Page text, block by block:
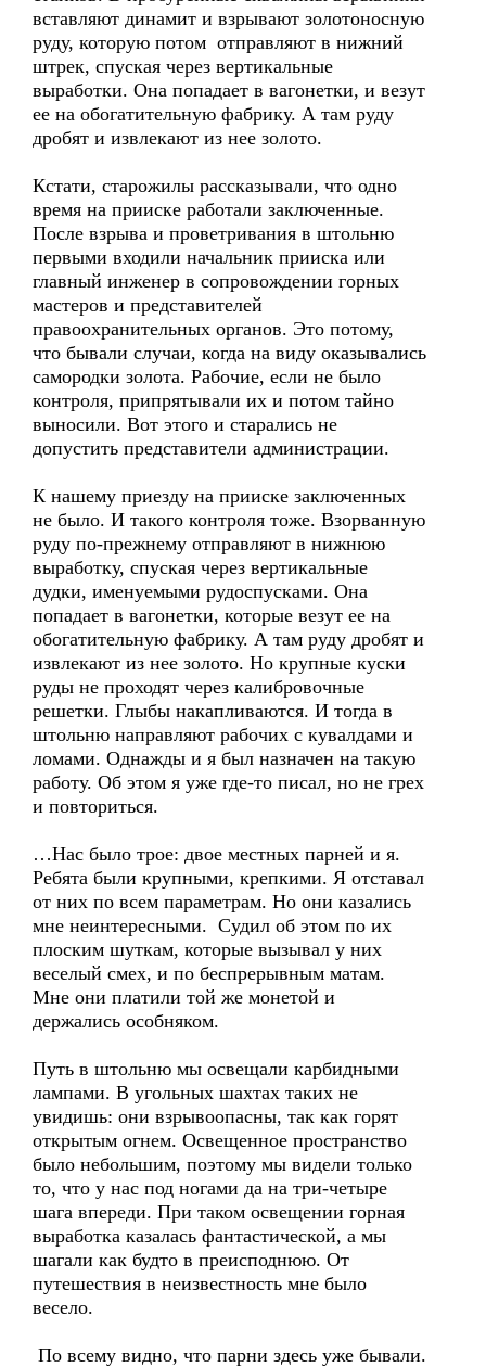
вставляют динамит и взрывают золотоносную
руду, которую потом отправляют в нижний
штрек, спуская через вертикальные
выработки. Она попадает в вагонетки, и везут
ее на обогатительную фабрику. А там руду
дробят и извлекают из нее золото.
Кстати, старожилы рассказывали, что одно
время на прииске работали заключенные.
После взрыва и проветривания в штольню
первыми входили начальник прииска или
главный инженер в сопровождении горных
мастеров и представителей
правоохранительных органов. Это потому,
что бывали случаи, когда на виду оказывались
самородки золота. Рабочие, если не было
контроля, припрятывали их и потом тайно
выносили. Вот этого и старались не
допустить представители администрации.
К нашему приезду на прииске заключенных
не было. И такого контроля тоже. Взорванную
руду по-прежнему отправляют в нижнюю
выработку, спуская через вертикальные
дудки, именуемыми рудоспусками. Она
попадает в вагонетки, которые везут ее на
обогатительную фабрику. А там руду дробят и
извлекают из нее золото. Но крупные куски
руды не проходят через калибровочные
решетки. Глыбы накапливаются. И тогда в
штольню направляют рабочих с кувалдами и
ломами. Однажды и я был назначен на такую
работу. Об этом я уже где-то писал, но не грех
и повториться.
…Нас было трое: двое местных парней и я.
Ребята были крупными, крепкими. Я отставал
от них по всем параметрам. Но они казались
мне неинтересными. Судил об этом по их
плоским шуткам, которые вызывал у них
веселый смех, и по беспрерывным матам.
Мне они платили той же монетой и
держались особняком.
Путь в штольню мы освещали карбидными
лампами. В угольных шахтах таких не
увидишь: они взрывоопасны, так как горят
открытым огнем. Освещенное пространство
было небольшим, поэтому мы видели только
то, что у нас под ногами да на три-четыре
шага впереди. При таком освещении горная
выработка казалась фантастической, а мы
шагали как будто в преисподнюю. От
путешествия в неизвестность мне было
весело.
По всему видно, что парни здесь уже бывали.